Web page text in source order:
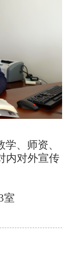
、师资、
内对外宣传
室